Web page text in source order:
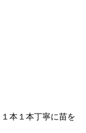
本１本丁寧に苗を